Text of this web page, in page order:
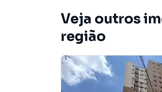
Veja outros
região